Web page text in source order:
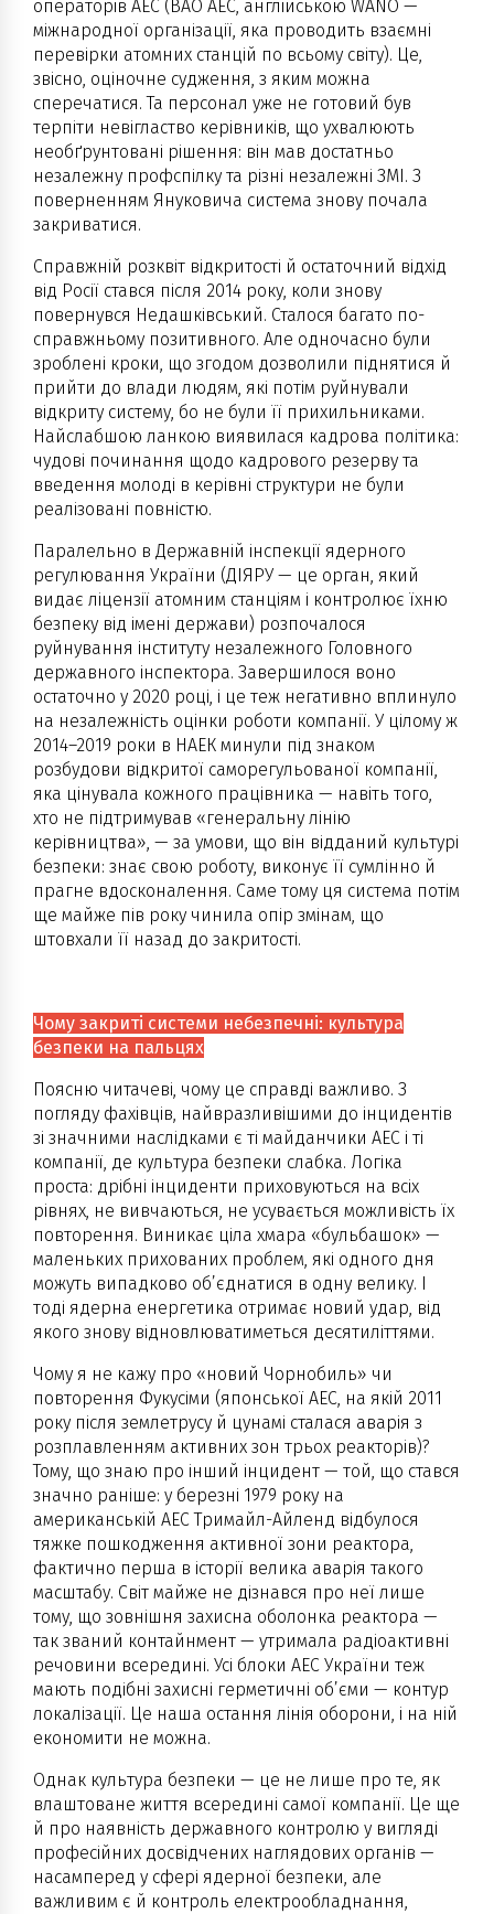
операторів АЕС (ВАО АЕС, англійською WANO —
міжнародної організації, яка проводить взаємні
перевірки атомних станцій по всьому світу). Це,
звісно, оціночне судження, з яким можна
сперечатися. Та персонал уже не готовий був
терпіти невігластво керівників, що ухвалюють
необґрунтовані рішення: він мав достатньо
незалежну профспілку та різні незалежні ЗМІ. З
поверненням Януковича система знову почала
закриватися.
Справжній розквіт відкритості й остаточний відхід
від Росії стався після 2014 року, коли знову
повернувся Недашківський. Сталося багато по-
справжньому позитивного. Але одночасно були
зроблені кроки, що згодом дозволили піднятися й
прийти до влади людям, які потім руйнували
відкриту систему, бо не були її прихильниками.
Найслабшою ланкою виявилася кадрова політика:
чудові починання щодо кадрового резерву та
введення молоді в керівні структури не були
реалізовані повністю.
Паралельно в Державній інспекції ядерного
регулювання України (ДІЯРУ — це орган, який
видає ліцензії атомним станціям і контролює їхню
безпеку від імені держави) розпочалося
руйнування інституту незалежного Головного
державного інспектора. Завершилося воно
остаточно у 2020 році, і це теж негативно вплинуло
на незалежність оцінки роботи компанії. У цілому ж
2014–2019 роки в НАЕК минули під знаком
розбудови відкритої саморегульованої компанії,
яка цінувала кожного працівника — навіть того,
хто не підтримував «генеральну лінію
керівництва», — за умови, що він відданий культурі
безпеки: знає свою роботу, виконує її сумлінно й
прагне вдосконалення. Саме тому ця система потім
ще майже пів року чинила опір змінам, що
штовхали її назад до закритості.
Чому закриті системи небезпечні: культура
безпеки на пальцях
Поясню читачеві, чому це справді важливо. З
погляду фахівців, найвразливішими до інцидентів
зі значними наслідками є ті майданчики АЕС і ті
компанії, де культура безпеки слабка. Логіка
проста: дрібні інциденти приховуються на всіх
рівнях, не вивчаються, не усувається можливість їх
повторення. Виникає ціла хмара «бульбашок» —
маленьких прихованих проблем, які одного дня
можуть випадково об’єднатися в одну велику. І
тоді ядерна енергетика отримає новий удар, від
якого знову відновлюватиметься десятиліттями.
Чому я не кажу про «новий Чорнобиль» чи
повторення Фукусіми (японської АЕС, на якій 2011
року після землетрусу й цунамі сталася аварія з
розплавленням активних зон трьох реакторів)?
Тому, що знаю про інший інцидент — той, що стався
значно раніше: у березні 1979 року на
американській АЕС Тримайл-Айленд відбулося
тяжке пошкодження активної зони реактора,
фактично перша в історії велика аварія такого
масштабу. Світ майже не дізнався про неї лише
тому, що зовнішня захисна оболонка реактора —
так званий контайнмент — утримала радіоактивні
речовини всередині. Усі блоки АЕС України теж
мають подібні захисні герметичні об’єми — контур
локалізації. Це наша остання лінія оборони, і на ній
економити не можна.
Однак культура безпеки — це не лише про те, як
влаштоване життя всередині самої компанії. Це ще
й про наявність державного контролю у вигляді
професійних досвідчених наглядових органів —
насамперед у сфері ядерної безпеки, але
важливим є й контроль електрообладнання,